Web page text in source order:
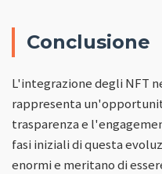
Conclusione
L'integrazione degli NFT
rappresenta
trasparenza e
fasi iniziali di questa
enormi e meritano di